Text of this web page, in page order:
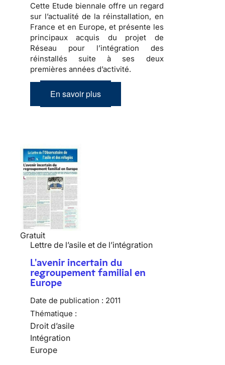
Cette Etude biennale offre un regard
sur l’actualité de la réinstallation, en
France et en Europe, et présente les
principaux acquis du projet de
Réseau pour l’intégration des
réinstallés suite à ses deux
premières années d’activité.
En savoir plus
Gratuit
Lettre de l’asile et de l’intégration
L'avenir incertain du
regroupement familial en
Europe
Date de publication : 2011
Thématique :
Droit d’asile
Intégration
Europe